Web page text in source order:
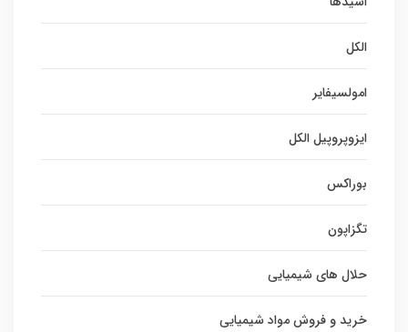
الکل
امولسیفایر
ایزوپروپیل الکل
بوراکس
تگزاپون
حلال های شیمیایی
خرید و فروش مواد شیمیایی